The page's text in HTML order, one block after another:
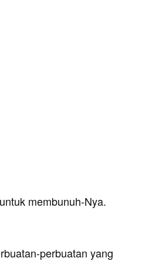
membunuh-Nya.
perbuatan yang